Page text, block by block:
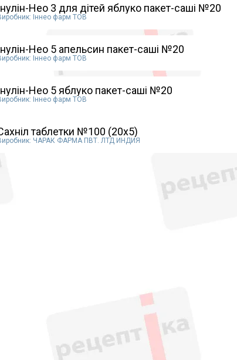
Нео 3 для дітей яблуко пакет-саші №20
Іннео фарм ТОВ
Нео 5 апельсин пакет-саші №20
Іннео фарм ТОВ
Нео 5 яблуко пакет-саші №20
Іннео фарм ТОВ
таблетки №100 (20х5)
ЧАРАК ФАРМА ПВТ. ЛТД ИНДИЯ